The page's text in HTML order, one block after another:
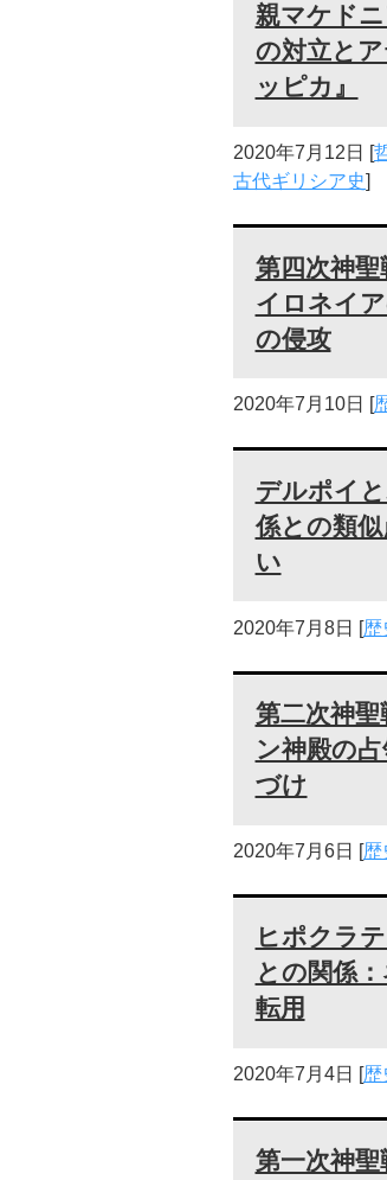
親マケド
の対立と
ッピカ』
2020年7月12日 [
古代ギリシア史]
第四次神
イロネイ
の侵攻
2020年7月10日 [
デルポイ
係との類
い
2020年7月8日 [歴
第二次神
ン神殿の
づけ
2020年7月6日 [歴
ヒポクラ
との関係
転用
2020年7月4日 [歴
第一次神